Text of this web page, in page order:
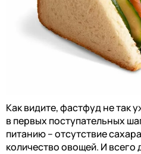
Как видите, фастфуд не так
в первых поступательных
питанию – отсутствие
количество овощей. И всего